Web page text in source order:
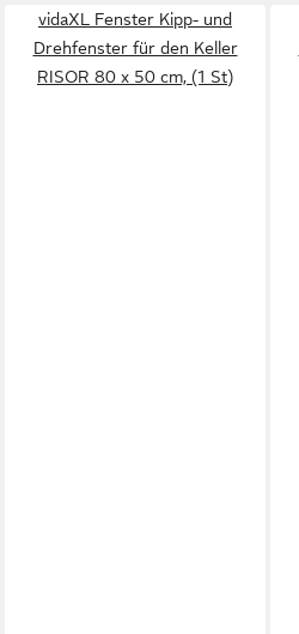
vidaXL Fenster Kipp- und
Drehfenster für den Keller
RISOR 80 x 50 cm, (1 St)